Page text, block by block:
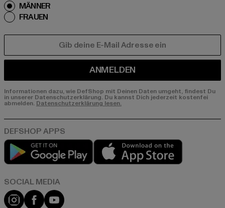
MÄNNER
FRAUEN
ANMELDEN
Informationen dazu, wie DefShop mit Deinen Daten umgeht, findest Du
in unserer Datenschutzerklärung. Du kannst Dich jederzeit kostenfei
abmelden. Datenschutzerklärung lesen.
Play market
Instagram
FacebookYouTube